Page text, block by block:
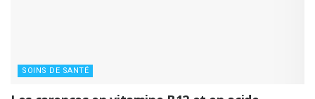
SOINS DE SANTÉ